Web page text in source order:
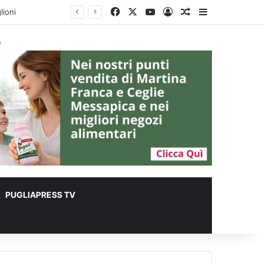
quadrati FacebookYou TubeAccediUn articolo a
PUGLIAPRESS TV